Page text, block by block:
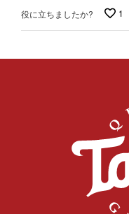
役に立ちましたか? 1